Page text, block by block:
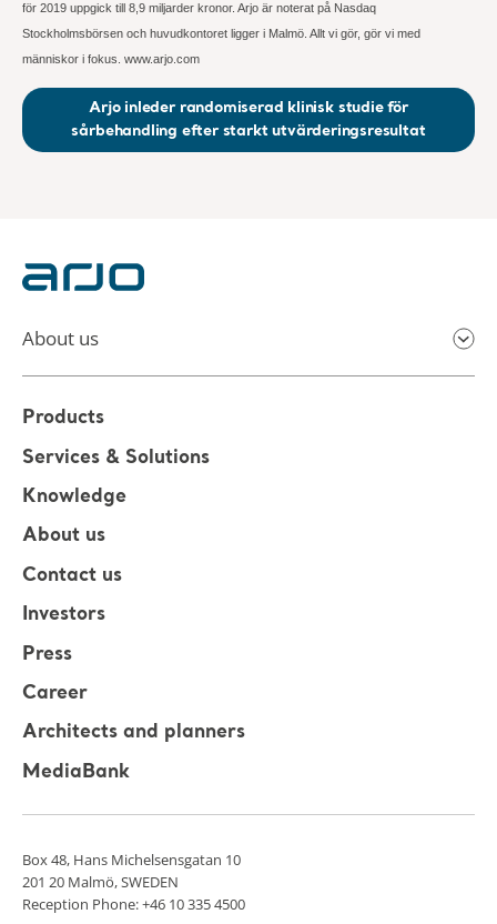
för 2019 uppgick till 8,9 miljarder kronor. Arjo är noterat på Nasdaq
Stockholmsbörsen och huvudkontoret ligger i Malmö. Allt vi gör, gör vi med
människor i fokus. www.arjo.com
Arjo inleder randomiserad klinisk studie för
sårbehandling efter starkt utvärderingsresultat
About us
Products
Services & Solutions
Knowledge
About us
Contact us
Investors
Press
Career
Architects and planners
MediaBank
Box 48, Hans Michelsensgatan 10
201 20 Malmö, SWEDEN
Reception Phone: +46 10 335 4500